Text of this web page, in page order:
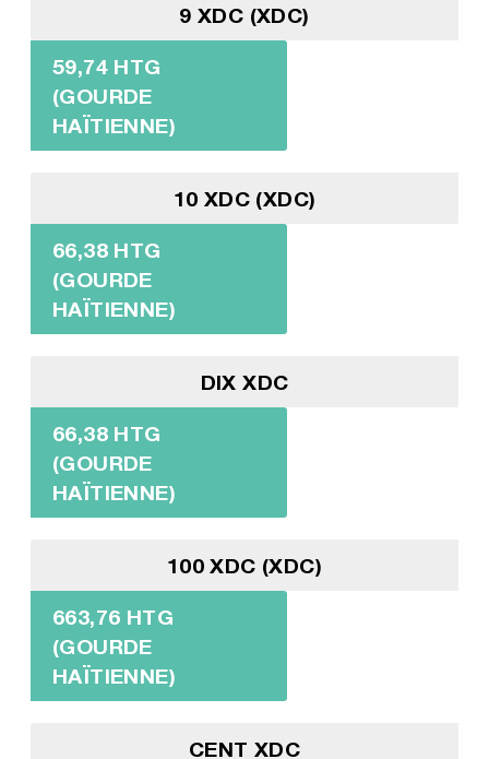
9 XDC (XDC)
59,74 HTG
(GOURDE
HAÏTIENNE)
10 XDC (XDC)
66,38 HTG
(GOURDE
HAÏTIENNE)
DIX XDC
66,38 HTG
(GOURDE
HAÏTIENNE)
100 XDC (XDC)
663,76 HTG
(GOURDE
HAÏTIENNE)
CENT XDC